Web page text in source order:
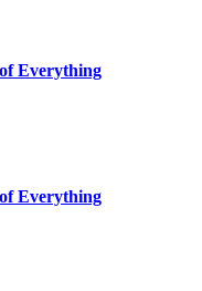
Everything
Everything